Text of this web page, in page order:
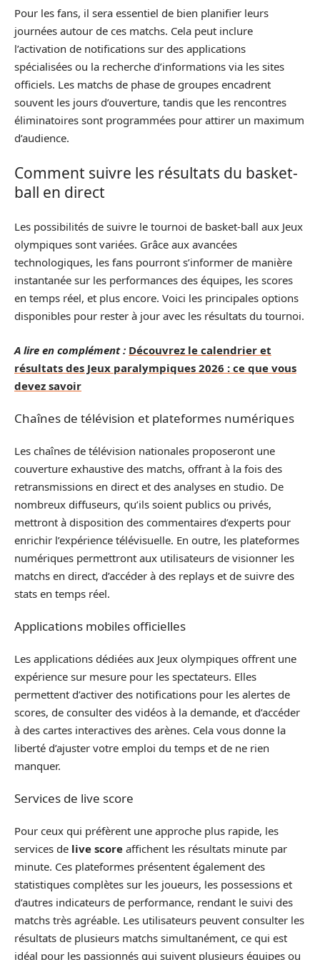
Pour les fans, il sera essentiel de bien planifier leurs
journées autour de ces matchs. Cela peut inclure
l’activation de notifications sur des applications
spécialisées ou la recherche d’informations via les sites
officiels. Les matchs de phase de groupes encadrent
souvent les jours d’ouverture, tandis que les rencontres
éliminatoires sont programmées pour attirer un maximum
d’audience.
Comment suivre les résultats du basket-
ball en direct
Les possibilités de suivre le tournoi de basket-ball aux Jeux
olympiques sont variées. Grâce aux avancées
technologiques, les fans pourront s’informer de manière
instantanée sur les performances des équipes, les scores
en temps réel, et plus encore. Voici les principales options
disponibles pour rester à jour avec les résultats du tournoi.
A lire en complément : Découvrez le calendrier et
résultats des Jeux paralympiques 2026 : ce que vous
devez savoir
Chaînes de télévision et plateformes numériques
Les chaînes de télévision nationales proposeront une
couverture exhaustive des matchs, offrant à la fois des
retransmissions en direct et des analyses en studio. De
nombreux diffuseurs, qu’ils soient publics ou privés,
mettront à disposition des commentaires d’experts pour
enrichir l’expérience télévisuelle. En outre, les plateformes
numériques permettront aux utilisateurs de visionner les
matchs en direct, d’accéder à des replays et de suivre des
stats en temps réel.
Applications mobiles officielles
Les applications dédiées aux Jeux olympiques offrent une
expérience sur mesure pour les spectateurs. Elles
permettent d’activer des notifications pour les alertes de
scores, de consulter des vidéos à la demande, et d’accéder
à des cartes interactives des arènes. Cela vous donne la
liberté d’ajuster votre emploi du temps et de ne rien
manquer.
Services de live score
Pour ceux qui préfèrent une approche plus rapide, les
services de live score affichent les résultats minute par
minute. Ces plateformes présentent également des
statistiques complètes sur les joueurs, les possessions et
d’autres indicateurs de performance, rendant le suivi des
matchs très agréable. Les utilisateurs peuvent consulter les
résultats de plusieurs matchs simultanément, ce qui est
idéal pour les passionnés qui suivent plusieurs équipes ou